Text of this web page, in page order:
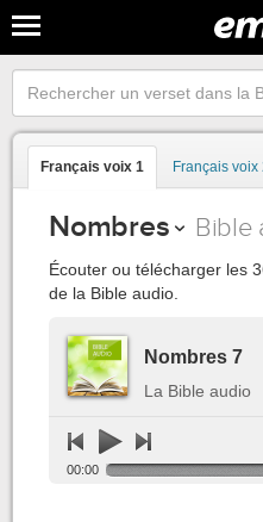
Français voix 1 Français voix
Nombres Bible
Écouter ou télécharger les
de la Bible audio.
Nombres 7
La Bible audio
00:00